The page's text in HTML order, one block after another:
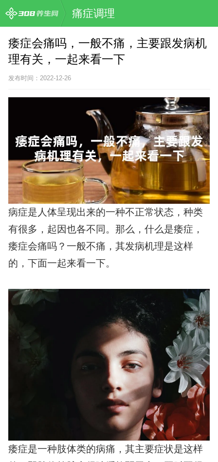
痛症调理
痿症会痛吗，一般不痛，主要跟发病机
理有关，一起来看一下
发布时间：2022-12-26
病症是人体呈现出来的一种不正常状态，种类
有很多，起因也各不同。那么，什么是痿症，
痿症会痛吗？一般不痛，其发病机理是这样
的，下面一起来看一下。
痿症是一种肢体类的病痛，其主要症状是这样